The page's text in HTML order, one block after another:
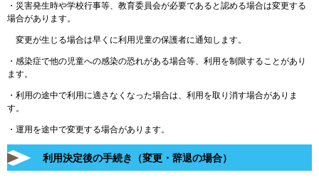
・災害発生時や学校行事等、教育委員会が必要であると認める場合は変更する
場合があります。
変更が生じる場合は早くに利用児童の保護者に通知します。
・感染症で他の児童への感染の恐れがある場合等、利用を制限することがあり
ます。
・利用の途中で利用に適さなくなった場合は、利用を取り消す場合がありま
す。
・運用を途中で変更する場合があります。
利用決定後の手続き（変更・辞退の場合）